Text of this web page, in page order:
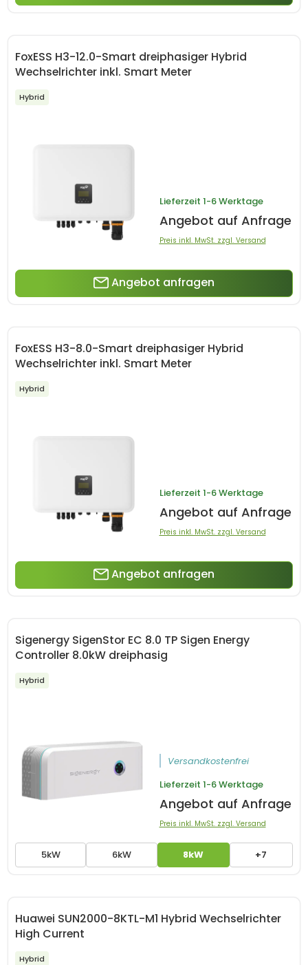
FoxESS H3-12.0-Smart dreiphasiger Hybrid
Wechselrichter inkl. Smart Meter
Hybrid
Lieferzeit 1-6 Werktage
Angebot auf Anfrage
Preis inkl. MwSt. zzgl. Versand
Angebot anfragen
FoxESS H3-8.0-Smart dreiphasiger Hybrid
Wechselrichter inkl. Smart Meter
Hybrid
Lieferzeit 1-6 Werktage
Angebot auf Anfrage
Preis inkl. MwSt. zzgl. Versand
Angebot anfragen
Sigenergy SigenStor EC 8.0 TP Sigen Energy
Controller 8.0kW dreiphasig
Hybrid
5kW 6kW 8kW +7
Versandkostenfrei
Lieferzeit 1-6 Werktage
Angebot auf Anfrage
Preis inkl. MwSt. zzgl. Versand
Huawei SUN2000-8KTL-M1 Hybrid Wechselrichter
High Current
Hybrid